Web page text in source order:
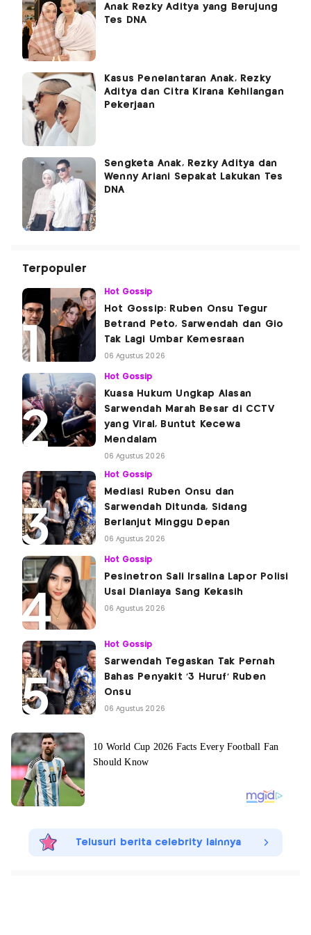
Anak Rezky Aditya yang Berujung
Tes DNA
Kasus Penelantaran Anak, Rezky
Aditya dan Citra Kirana Kehilangan
Pekerjaan
Sengketa Anak, Rezky Aditya dan
Wenny Ariani Sepakat Lakukan Tes
DNA
Terpopuler
Hot Gossip
Hot Gossip: Ruben Onsu Tegur
Betrand Peto, Sarwendah dan Gio
Tak Lagi Umbar Kemesraan
06 Agustus 2026
Hot Gossip
Kuasa Hukum Ungkap Alasan
Sarwendah Marah Besar di CCTV
yang Viral, Buntut Kecewa
Mendalam
06 Agustus 2026
Hot Gossip
Mediasi Ruben Onsu dan
Sarwendah Ditunda, Sidang
Berlanjut Minggu Depan
06 Agustus 2026
Hot Gossip
Pesinetron Sali Irsalina Lapor Polisi
Usai Dianiaya Sang Kekasih
06 Agustus 2026
Hot Gossip
Sarwendah Tegaskan Tak Pernah
Bahas Penyakit '3 Huruf' Ruben
Onsu
06 Agustus 2026
Telusuri berita celebrity lainnya